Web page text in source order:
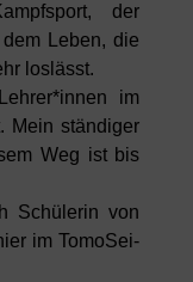
der
Leben, die
loslässt.
im
Mein ständiger
Weg ist bis
Schülerin von
im TomoSei-